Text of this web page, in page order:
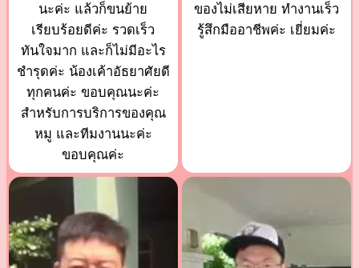
นะค่ะ แล้วก็ขนย้าย
เรียบร้อยดีค่ะ รวดเร็ว
ทันใจมาก และก็ไม่มีอะไร
ชำรุดค่ะ น้องเค้าอัธยาศัยดี
ทุกคนค่ะ ขอบคุณนะค่ะ
สำหรับการบริการของคุณ
หมู และทีมงานนะค่ะ
ขอบคุณค่ะ
ของไม่เสียหาย ทำงานเร็ว
รู้สึกมืออาชีพค่ะ เยี่ยมค่ะ